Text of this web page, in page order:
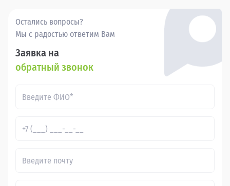
Остались вопросы?
Мы с радостью ответим Вам
Заявка на
обратный звонок